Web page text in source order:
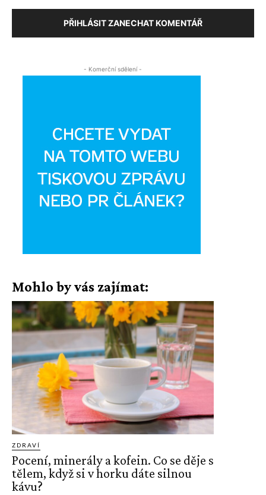
PŘIHLÁSIT ZANECHAT KOMENTÁŘ
- Komerční sdělení -
Mohlo by vás zajímat:
ZDRAVÍ
Pocení, minerály a kofein. Co se děje s
tělem, když si v horku dáte silnou
kávu?